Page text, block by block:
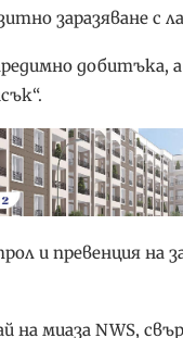
заразяване с
добитъка,
и превенция на
на миаза NWS,